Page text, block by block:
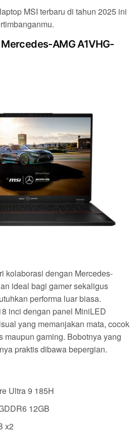
MSI terbaru di tahun 2025 ini
AMG A1VHG-
kolaborasi dengan Mercedes-
ideal bagi gamer sekaligus
performa luar biasa.
inci dengan panel MiniLED
yang memanjakan mata, cocok
maupun gaming. Bobotnya yang
praktis dibawa bepergian.
Ultra 9 185H
12GB
x2